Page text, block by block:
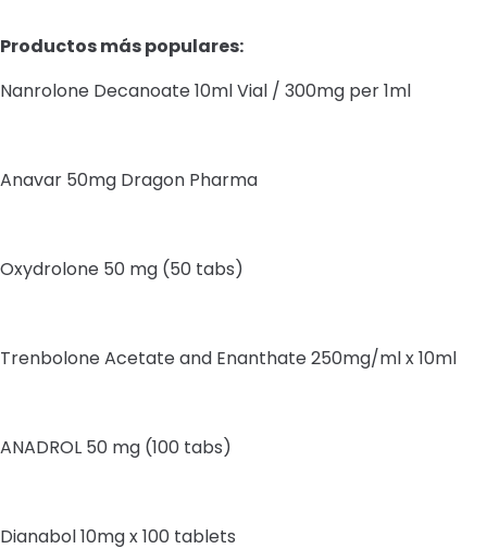
Productos más populares:
Nanrolone Decanoate 10ml Vial / 300mg per 1ml
Anavar 50mg Dragon Pharma
Oxydrolone 50 mg (50 tabs)
Trenbolone Acetate and Enanthate 250mg/ml x 10ml
ANADROL 50 mg (100 tabs)
Dianabol 10mg x 100 tablets